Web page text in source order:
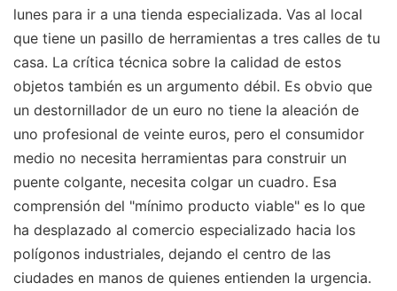
lunes para ir a una tienda especializada. Vas al local
que tiene un pasillo de herramientas a tres calles de tu
casa. La crítica técnica sobre la calidad de estos
objetos también es un argumento débil. Es obvio que
un destornillador de un euro no tiene la aleación de
uno profesional de veinte euros, pero el consumidor
medio no necesita herramientas para construir un
puente colgante, necesita colgar un cuadro. Esa
comprensión del "mínimo producto viable" es lo que
ha desplazado al comercio especializado hacia los
polígonos industriales, dejando el centro de las
ciudades en manos de quienes entienden la urgencia.